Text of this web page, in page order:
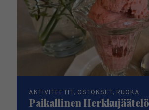
AKTIVITEETIT, OSTOKSET, RUOKA
Paikallinen Herkkujäätelö